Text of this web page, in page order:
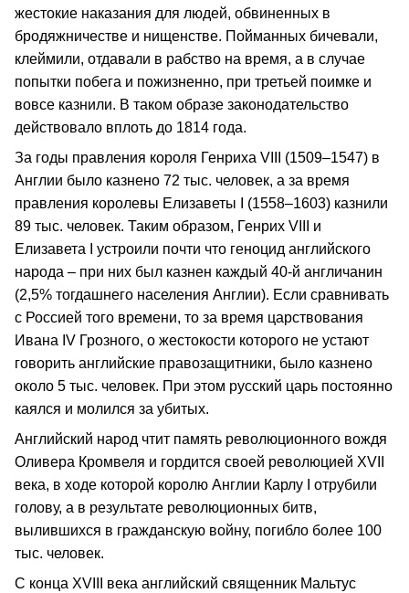
жестокие наказания для людей, обвиненных в
бродяжничестве и нищенстве. Пойманных бичевали,
клеймили, отдавали в рабство на время, а в случае
попытки побега и пожизненно, при третьей поимке и
вовсе казнили. В таком образе законодательство
действовало вплоть до 1814 года.
За годы правления короля Генриха VIII (1509–1547) в
Англии было казнено 72 тыс. человек, а за время
правления королевы Елизаветы I (1558–1603) казнили
89 тыс. человек. Таким образом, Генрих VIII и
Елизавета I устроили почти что геноцид английского
народа – при них был казнен каждый 40-й англичанин
(2,5% тогдашнего населения Англии). Если сравнивать
с Россией того времени, то за время царствования
Ивана IV Грозного, о жестокости которого не устают
говорить английские правозащитники, было казнено
около 5 тыс. человек. При этом русский царь постоянно
каялся и молился за убитых.
Английский народ чтит память революционного вождя
Оливера Кромвеля и гордится своей революцией XVII
века, в ходе которой королю Англии Карлу I отрубили
голову, а в результате революционных битв,
вылившихся в гражданскую войну, погибло более 100
тыс. человек.
С конца XVIII века английский священник Мальтус